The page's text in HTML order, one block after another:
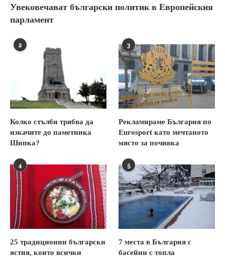
Увековечават български политик в Европейския
парламент
2
Колко стълби трябва да
изкачите до паметника
Шипка?
3
Рекламираме България по
Eurosport като мечтаното
място за почивка
4
25 традиционни български
ястия, които всички
5
7 места в България с
басейни с топла